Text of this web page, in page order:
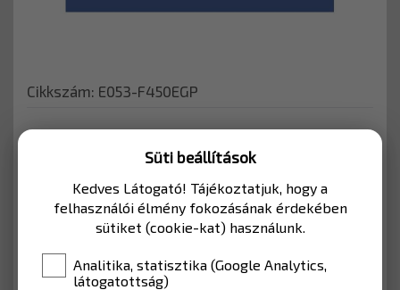
Cikkszám: E053-F450EGP
KERÉKPÁRÚTHOZ
Kerékpárutakhoz, vagy mélygarázshoz
használható KRESZ tábla.
MÉRET
Süti beállítások
Kedves Látogató! Tájékoztatjuk, hogy a
felhasználói élmény fokozásának érdekében
sütiket (cookie-kat) használunk.
Analitika, statisztika (Google Analytics,
látogatottság)